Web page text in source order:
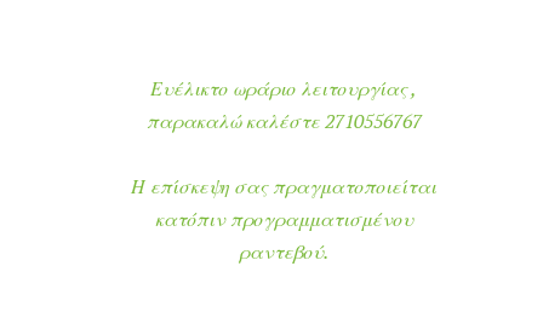
Ευέλικτο ωράριο λειτουργίας ,
παρακαλώ καλέστε 2710556767
Η επίσκεψη σας πραγματοποιείται
κατόπιν προγραμματισμένου
ραντεβού.